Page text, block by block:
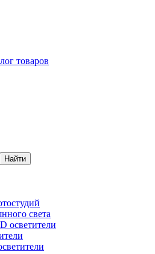
света
осветители